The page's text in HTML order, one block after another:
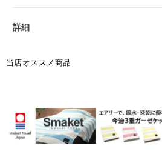
があるエコモコも大好きです。
で、干す時に気を使いますし、必ず
ながーく使いたい人は、HACCON
あと、タオルケットにしては、温か
え性の方にもオススメです。
詳細
当店オススメ商品